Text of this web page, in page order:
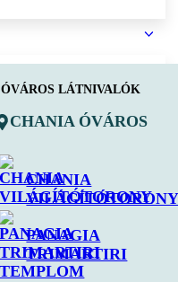
ÓVÁROS LÁTNIVALÓK
CHANIA ÓVÁROS
CHANIA
PANAGIA
TRIMARTIRI